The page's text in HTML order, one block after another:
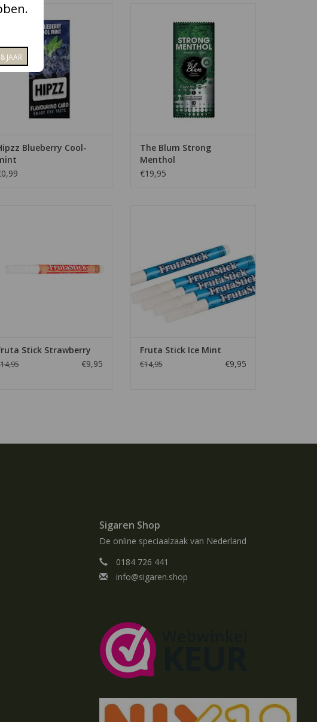
Smaakkaartjes met de smaak
Blueberry Coolmint
AAN WINKELWAGEN
Blueberry Cool-
The Blum Strong Menthol geven
een strong menthol smaak aan
uw sigaret.
TOEVOEGEN AAN WINKELWAGEN
The Blum Strong
Menthol
€19,95
Stick Strawberry
€9,95
sigaretten.
TOEVOEGEN AAN WINKELWAGEN
Fruta Stick Ice Mint
€14,95 €9,95
Sigaren Shop
De online speciaalzaak van Nederland
0184 726 441
info@sigaren.shop